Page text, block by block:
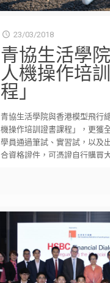
23/03/2018
青協生活學
人機操作培
程」
青協生活學院與香港模型飛行
機操作培訓證書課程」，更獲
學員通過筆試、實習試，以及
合資格證件，可憑證自行購買